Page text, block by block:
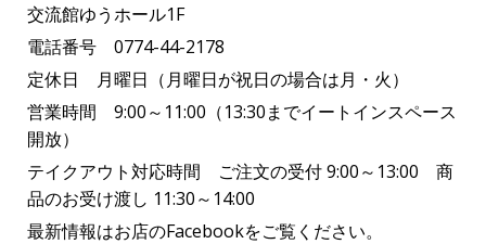
交流館ゆうホール1F
電話番号 0774-44-2178
定休日 月曜日（月曜日が祝日の場合は月・火）
営業時間 9:00～11:00（13:30までイートインスペース
開放）
テイクアウト対応時間 ご注文の受付 9:00～13:00 商
品のお受け渡し 11:30～14:00
最新情報はお店のFacebookをご覧ください。